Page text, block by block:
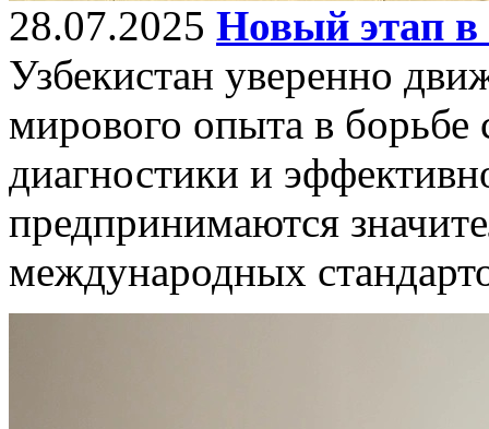
28.07.2025 Новый этап в
Узбекистан уверенно
мирового опыта в борьбе
диагностики и
предпринимаются
международных